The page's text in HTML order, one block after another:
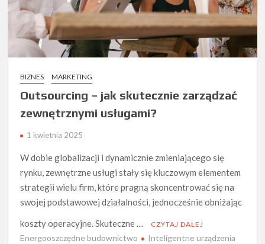
BIZNES MARKETING
Outsourcing – jak skutecznie zarządzać
zewnętrznymi usługami?
1 kwietnia 2025
W dobie globalizacji i dynamicznie zmieniającego się
rynku, zewnętrzne usługi stały się kluczowym elementem
strategii wielu firm, które pragną skoncentrować się na
swojej podstawowej działalności, jednocześnie obniżając
koszty operacyjne. Skuteczne …
CZYTAJ DALEJ
Energooszczędne budownictwo
Inteligentne urządzenia